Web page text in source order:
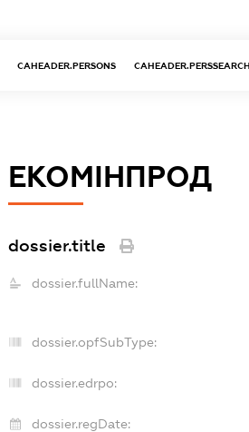
CAHEADER.PERSONS CAHEADER.PERSSEARCH
ЕКОМІНПРОД
dossier.title
dossier.fullName:
dossier.opfSubType:
dossier.edrpo:
dossier.regDate: